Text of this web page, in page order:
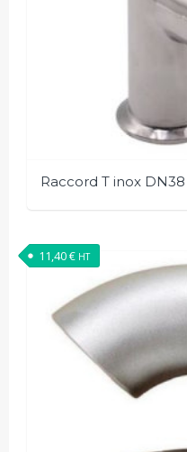
Raccord T inox
11,40€ HT